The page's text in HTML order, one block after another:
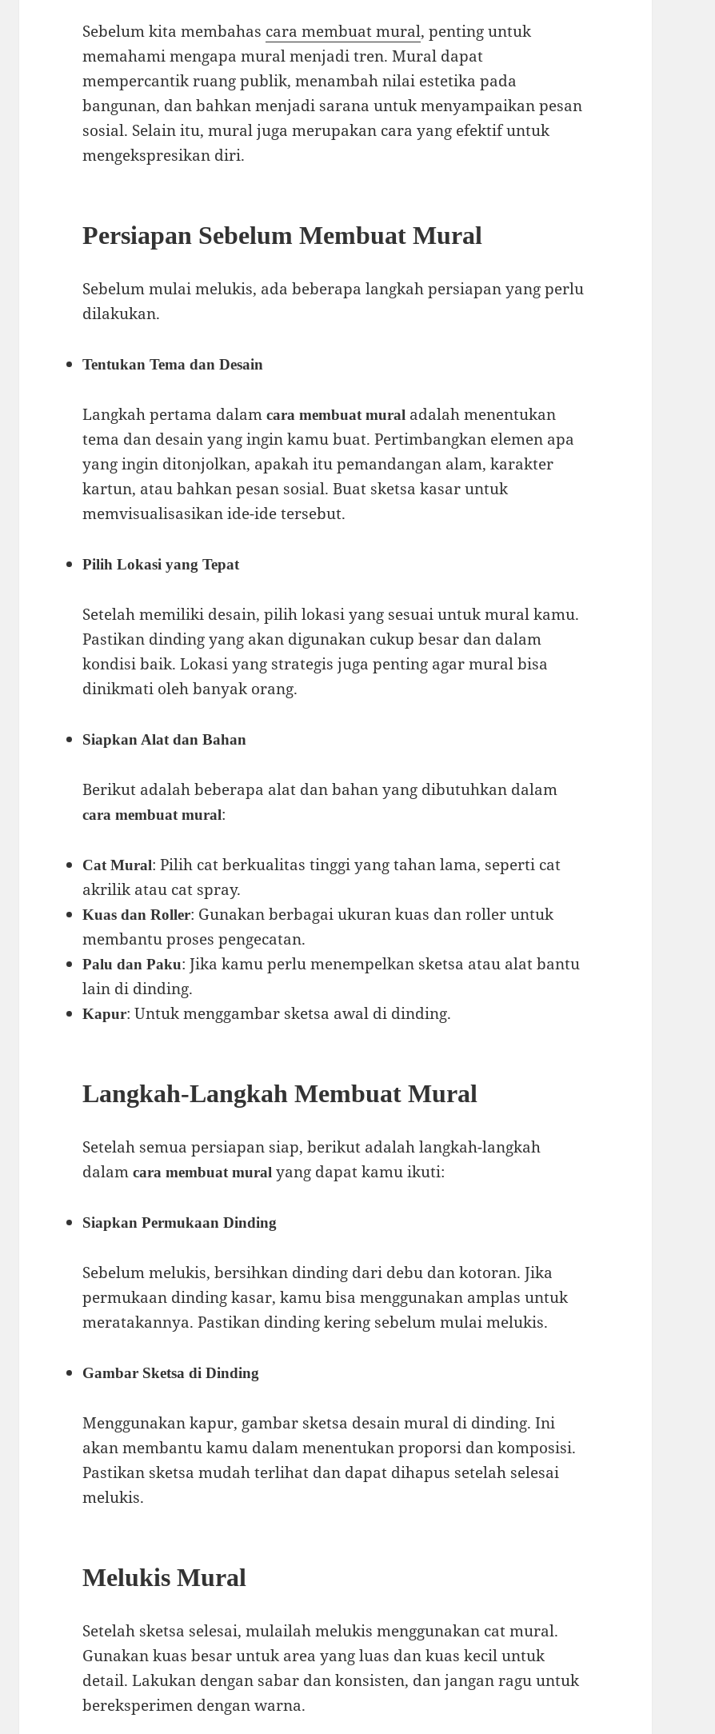
Sebelum kita membahas cara membuat mural, penting untuk
memahami mengapa mural menjadi tren. Mural dapat
mempercantik ruang publik, menambah nilai estetika pada
bangunan, dan bahkan menjadi sarana untuk menyampaikan pesan
sosial. Selain itu, mural juga merupakan cara yang efektif untuk
mengekspresikan diri.
Persiapan Sebelum Membuat Mural
Sebelum mulai melukis, ada beberapa langkah persiapan yang perlu
dilakukan.
Tentukan Tema dan Desain
Langkah pertama dalamcara membuat mural adalah menentukan
tema dan desain yang ingin kamu buat. Pertimbangkan elemen apa
yang ingin ditonjolkan, apakah itu pemandangan alam, karakter
kartun, atau bahkan pesan sosial. Buat sketsa kasar untuk
memvisualisasikan ide-ide tersebut.
Pilih Lokasi yang Tepat
Setelah memiliki desain, pilih lokasi yang sesuai untuk mural kamu.
Pastikan dinding yang akan digunakan cukup besar dan dalam
kondisi baik. Lokasi yang strategis juga penting agar mural bisa
dinikmati oleh banyak orang.
Siapkan Alat dan Bahan
Berikut adalah beberapa alat dan bahan yang dibutuhkan dalam
cara membuat mural:
Cat Mural: Pilih cat berkualitas tinggi yang tahan lama, seperti cat
akrilik atau cat spray.
Kuas dan Roller: Gunakan berbagai ukuran kuas dan roller untuk
membantu proses pengecatan.
Palu dan Paku: Jika kamu perlu menempelkan sketsa atau alat bantu
lain di dinding.
Kapur: Untuk menggambar sketsa awal di dinding.
Langkah-Langkah Membuat Mural
Setelah semua persiapan siap, berikut adalah langkah-langkah
dalamcara membuat mural yang dapat kamu ikuti:
Siapkan Permukaan Dinding
Sebelum melukis, bersihkan dinding dari debu dan kotoran. Jika
permukaan dinding kasar, kamu bisa menggunakan amplas untuk
meratakannya. Pastikan dinding kering sebelum mulai melukis.
Gambar Sketsa di Dinding
Menggunakan kapur, gambar sketsa desain mural di dinding. Ini
akan membantu kamu dalam menentukan proporsi dan komposisi.
Pastikan sketsa mudah terlihat dan dapat dihapus setelah selesai
melukis.
Melukis Mural
Setelah sketsa selesai, mulailah melukis menggunakan cat mural.
Gunakan kuas besar untuk area yang luas dan kuas kecil untuk
detail. Lakukan dengan sabar dan konsisten, dan jangan ragu untuk
bereksperimen dengan warna.